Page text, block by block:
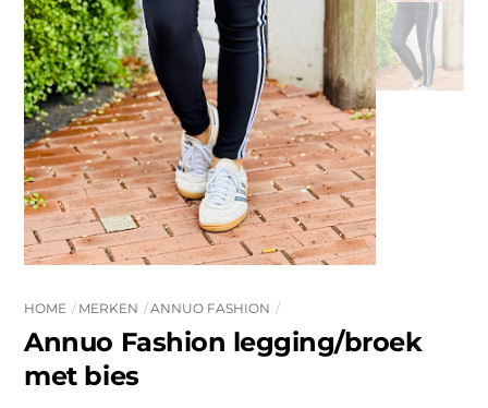
HOME MERKEN ANNUO FASHION
Annuo Fashion legging/broek
met bies